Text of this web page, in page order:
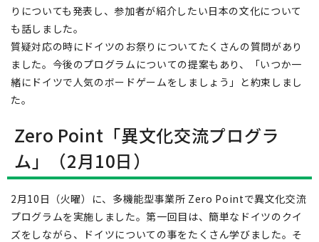
りについても発表し、参加者が紹介したい日本の文化について
も話しました。
質疑対応の時にドイツのお祭りについてたくさんの質問があり
ました。今後のプログラムについての提案もあり、「いつか一
緒にドイツで人気のボードゲームをしましょう」と約束しまし
た。
Zero Point「異文化交流プログラ
ム」（2月10日）
2月10日（火曜）に、多機能型事業所 Zero Pointで異文化交流
プログラムを実施しました。第一回目は、簡単なドイツのクイ
ズをしながら、ドイツについての事をたくさん学びました。そ